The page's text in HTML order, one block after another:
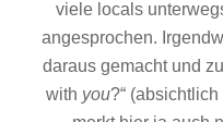
viele locals
angesprochen.
daraus gemacht und
with you?“